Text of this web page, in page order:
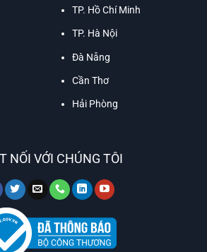
TP. Hồ Chí Minh
TP. Hà Nội
Đà Nẵng
Cần Thơ
Hải Phòng
NỐI VỚI CHÚNG TÔI